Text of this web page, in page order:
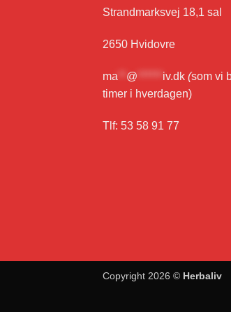
Strandmarksvej 18,1 sal
2650 Hvidovre
ma @ iv.dk (som vi
timer i hverdagen)
Tlf: 53 58 91 77
Copyright 2026 © Herbaliv